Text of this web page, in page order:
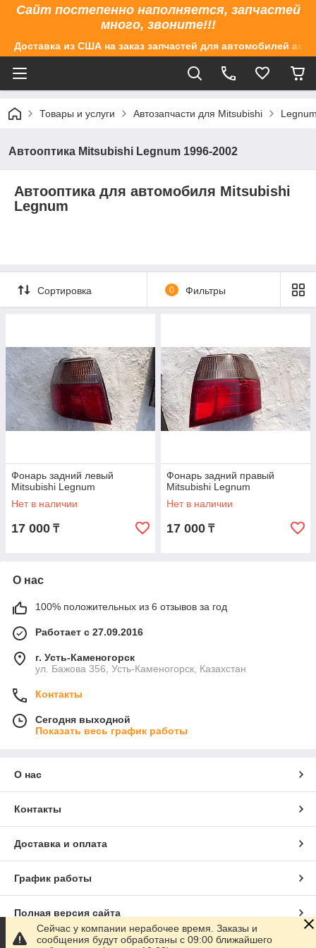
Сайт постепенно наполняется, запчастей
много, звоните!!!
Доставка из США на заказ запчастей для автомобилей
Товары и услуги Автозапчасти для Mitsubishi
Автооптика Mitsubishi Legnum 1996-2002
Автооптика для автомобиля Mitsubishi
Legnum
Сортировка 0 Фильтры
Фонарь задний левый
Mitsubishi Legnum
Нет в наличии
17 000 ₸
Фонарь задний правый
Mitsubishi Legnum
Нет в наличии
17 000 ₸
О нас
100% положительных из 6 отзывов за год
Работает с 27.09.2016
г. Усть-Каменогорск
ул. Бажова 356, Усть-Каменогорск, Казахстан
Контакты
Сегодня выходной
Показать весь график работы
О нас
Контакты
Доставка и оплата
График работы
Полная версия сайта
Сейчас у компании нерабочее время. Заказы и
сообщения будут обработаны с 09:00 ближайшего